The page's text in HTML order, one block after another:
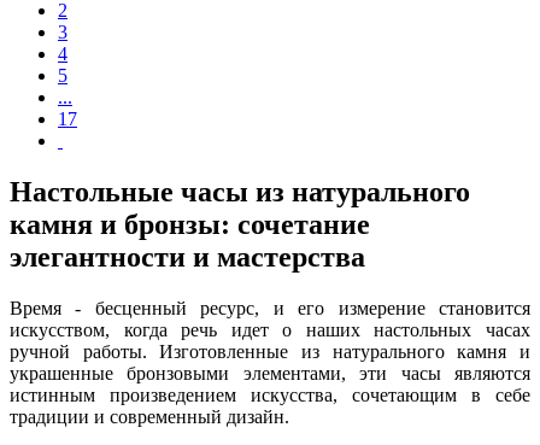
2
3
4
5
...
17
Настольные часы из натурального
камня и бронзы: сочетание
элегантности и мастерства
Время - бесценный ресурс, и его измерение становится
искусством, когда речь идет о наших настольных часах
ручной работы. Изготовленные из натурального камня и
украшенные бронзовыми элементами, эти часы являются
истинным произведением искусства, сочетающим в себе
традиции и современный дизайн.